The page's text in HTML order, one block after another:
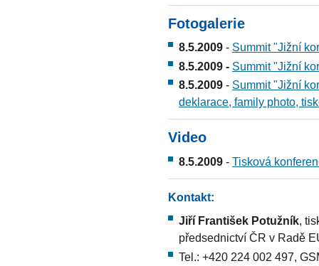
Fotogalerie
8.5.2009 - Summit "Jižní
8.5.2009 - Summit "Jižní
8.5.2009 - Summit "Jižní
deklarace, family photo,
Video
8.5.2009 - Tisková
Kontakt:
Jiří František Potužník,
předsednictví ČR v Radě
Tel.: +420 224 002 497,